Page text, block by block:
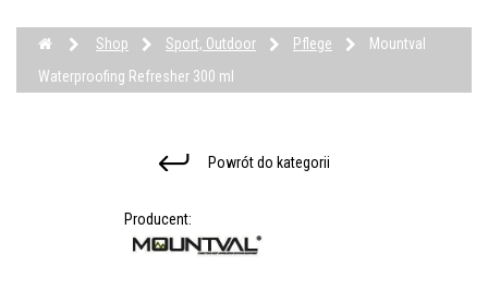
Shop Sport, Outdoor Pflege
Mountval
Waterproofing Refresher 300 ml
Powrót do kategorii
Producent: